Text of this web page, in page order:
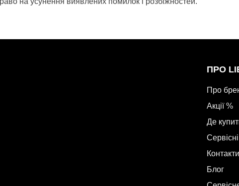
ПРО
Про
Акції %
Де
Контакти
Блог